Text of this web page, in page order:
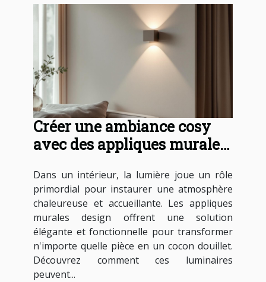
Créer une ambiance cosy
avec des appliques murales
Dans un intérieur, la lumière joue un rôle
primordial pour instaurer une atmosphère
chaleureuse et accueillante. Les appliques
murales design offrent une solution
élégante et fonctionnelle pour transformer
n'importe quelle pièce en un cocon douillet.
Découvrez comment ces luminaires
peuvent...